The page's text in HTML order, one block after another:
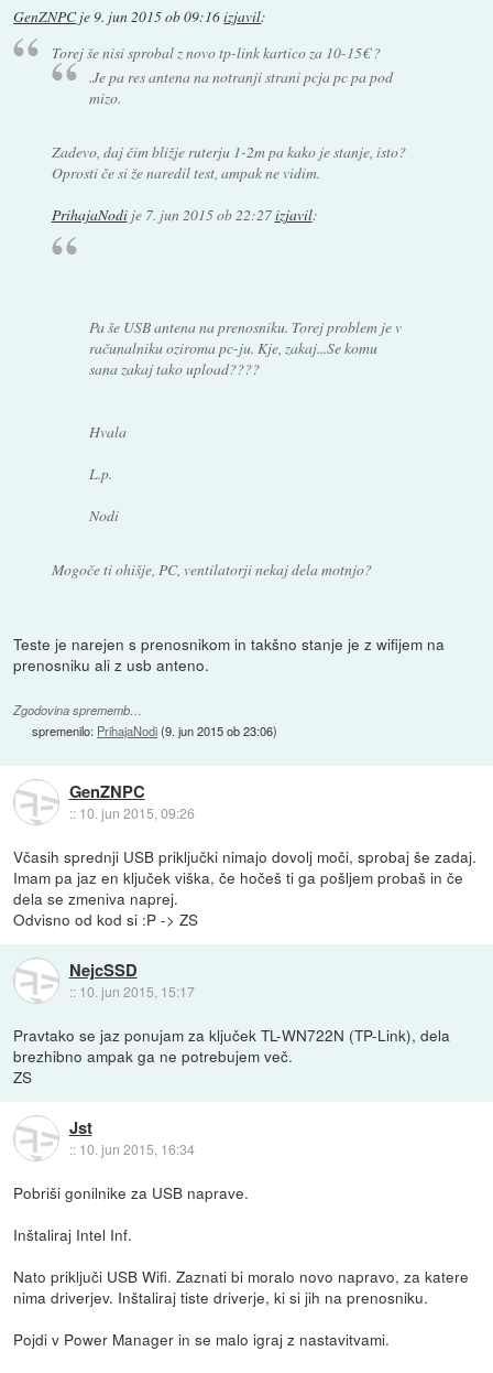
GenZNPCje9. jun 2015 ob 09:16izjavil:
Torej še nisi sprobal z novo tp-link kartico za 10-15€ ?
.Je pa res antena na notranji strani pcja pc pa pod
mizo.
Zadevo, daj čim bližje ruterju 1-2m pa kako je stanje, isto?
Oprosti če si že naredil test, ampak ne vidim.
PrihajaNodije 7. jun 2015 ob 22:27izjavil:
Pa še USB antena na prenosniku. Torej problem je v
računalniku oziroma pc-ju. Kje, zakaj...Se komu
sana zakaj tako upload????
Hvala
L.p.
Nodi
Mogoče ti ohišje, PC, ventilatorji nekaj dela motnjo?
Teste je narejen s prenosnikom in takšno stanje je z wifijem na
prenosniku ali z usb anteno.
Zgodovina sprememb…
spremenilo: PrihajaNodi(9. jun 2015 ob 23:06)
GenZNPC
:: 10. jun 2015, 09:26
Včasih sprednji USB priključki nimajo dovolj moči, sprobaj še zadaj.
Imam pa jaz en ključek viška, če hočeš ti ga pošljem probaš in če
dela se zmeniva naprej.
Odvisno od kod si :P -> ZS
NejcSSD
:: 10. jun 2015, 15:17
Pravtako se jaz ponujam za ključek TL-WN722N (TP-Link), dela
brezhibno ampak ga ne potrebujem več.
ZS
Jst
:: 10. jun 2015, 16:34
Pobriši gonilnike za USB naprave.
Inštaliraj Intel Inf.
Nato priključi USB Wifi. Zaznati bi moralo novo napravo, za katere
nima driverjev. Inštaliraj tiste driverje, ki si jih na prenosniku.
Pojdi v Power Manager in se malo igraj z nastavitvami.